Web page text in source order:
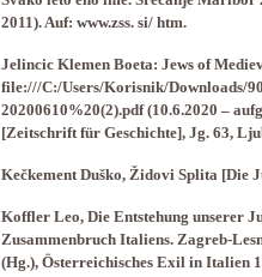
2011). Auf: www.zss. si/ htm.
Jelincic Klemen Boeta: Jews of
file:///C:/Users/Korisnik/Downloads/
20200610%20(2).pdf (10.6.2020 –
[Zeitschrift für Geschichte], Jg. 63,
Kečkement Duško, Židovi Splita [Die
Koffler Leo, Die Entstehung unserer
Zusammenbruch Italiens. Zagreb-
(Hg.), Österreichisches Exil in Italien